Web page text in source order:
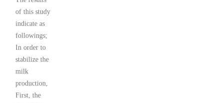
of this study
indicate as
followings;
In order to
stabilize the
milk
production,
First, the